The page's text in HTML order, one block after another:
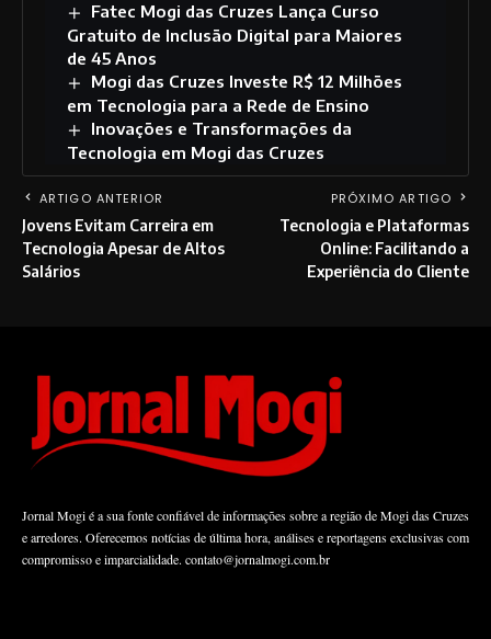
Fatec Mogi das Cruzes Lança Curso
Gratuito de Inclusão Digital para Maiores
de 45 Anos
Mogi das Cruzes Investe R$ 12 Milhões
em Tecnologia para a Rede de Ensino
Inovações e Transformações da
Tecnologia em Mogi das Cruzes
ARTIGO ANTERIOR
Jovens Evitam Carreira em
Tecnologia Apesar de Altos
Salários
PRÓXIMO ARTIGO
Tecnologia e Plataformas
Online: Facilitando a
Experiência do Cliente
Jornal Mogi é a sua fonte confiável de informações sobre a região de Mogi das Cruzes
e arredores. Oferecemos notícias de última hora, análises e reportagens exclusivas com
compromisso e imparcialidade. contato@jornalmogi.com.br